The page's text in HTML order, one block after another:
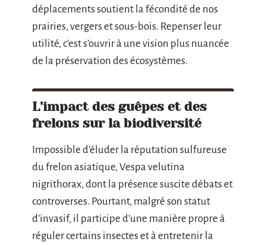
déplacements soutient la fécondité de nos
prairies, vergers et sous-bois. Repenser leur
utilité, c’est s’ouvrir à une vision plus nuancée
de la préservation des écosystèmes.
L’impact des guêpes et des
frelons sur la biodiversité
Impossible d’éluder la réputation sulfureuse
du frelon asiatique, Vespa velutina
nigrithorax, dont la présence suscite débats et
controverses. Pourtant, malgré son statut
d’invasif, il participe d’une manière propre à
réguler certains insectes et à entretenir la